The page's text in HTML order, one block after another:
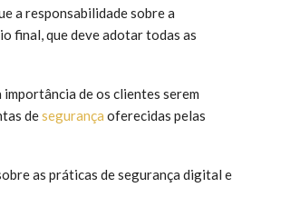
a responsabilidade sobre a
final, que deve adotar todas as
de os clientes serem
desegurança oferecidas pelas
as práticas de segurança digital e